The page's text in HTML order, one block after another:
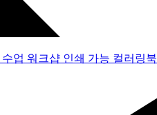
수업 워크샵 인쇄 가능 컬러링북